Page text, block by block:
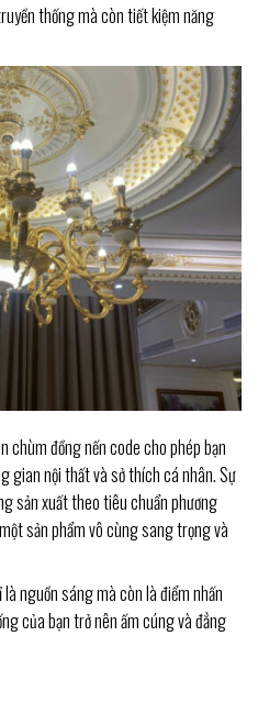
thống mà còn tiết kiệm năng
chùm đồng nến code cho phép bạn
gian nội thất và sở thích cá nhân. Sự
sản xuất theo tiêu chuẩn phương
sản phẩm vô cùng sang trọng và
nguồn sáng mà còn là điểm nhấn
của bạn trở nên ấm cúng và đẳng